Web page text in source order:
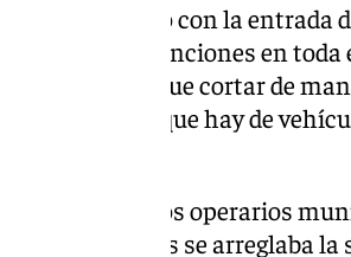
haya coincidido con la entrada
produzcan retenciones en
ha habiado que cortar de
movimiento que hay de
Policía Local y los operarios
tráfico mientras se arreglaba